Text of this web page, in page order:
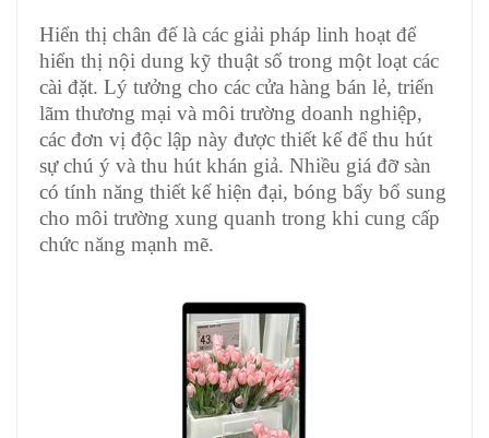
Hiển thị chân đế là các giải pháp linh hoạt để
hiển thị nội dung kỹ thuật số trong một loạt các
cài đặt. Lý tưởng cho các cửa hàng bán lẻ, triển
lãm thương mại và môi trường doanh nghiệp,
các đơn vị độc lập này được thiết kế để thu hút
sự chú ý và thu hút khán giả. Nhiều giá đỡ sàn
có tính năng thiết kế hiện đại, bóng bẩy bổ sung
cho môi trường xung quanh trong khi cung cấp
chức năng mạnh mẽ.